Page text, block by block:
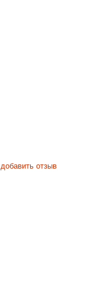
добавить отзыв